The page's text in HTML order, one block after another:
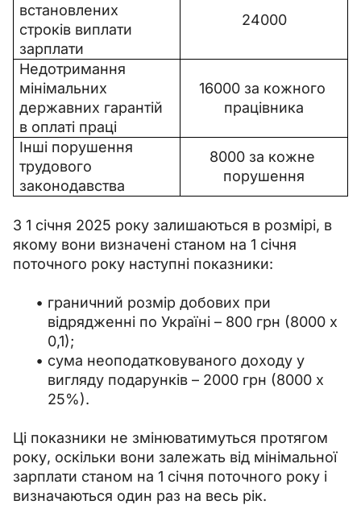
встановлених
строків виплати
зарплати
24000
Недотримання
мінімальних
державних гарантій
в оплаті праці
16000 за кожного
працівника
Інші порушення
трудового
законодавства
8000 за кожне
порушення
З 1 січня 2025 року залишаються в розмірі, в
якому вони визначені станом на 1 січня
поточного року наступні показники:
граничний розмір добових при
відрядженні по Україні – 800 грн (8000 х
0,1);
сума неоподатковуваного доходу у
вигляду подарунків – 2000 грн (8000 х
25%).
Ці показники не змінюватимуться протягом
року, оскільки вони залежать від мінімальної
зарплати станом на 1 січня поточного року і
визначаються один раз на весь рік.